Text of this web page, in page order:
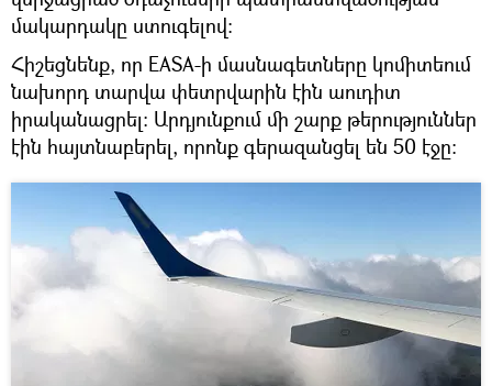
մակարդակը ստուգելով։
Հիշեցնենք, որ EASA-ի մասնագետները կոմիտեում
նախորդ տարվա փետրվարին էին աուդիտ
իրականացրել։ Արդյունքում մի շարք թերություններ
էին հայտնաբերել, որոնք գերազանցել են 50 էջը։